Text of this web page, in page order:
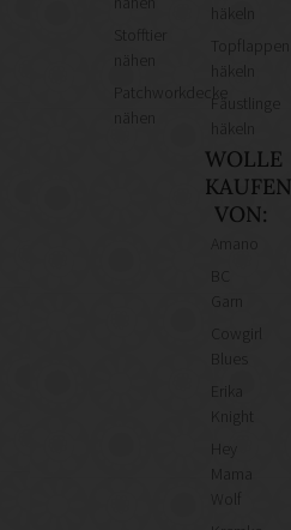
Stofftier
Patchworkdecke
häkeln
Topflappen
häkeln
Fäustlinge
häkeln
WOLLE
KAUFEN
VON:
Cowgirl
Knight
Mama
Wolf